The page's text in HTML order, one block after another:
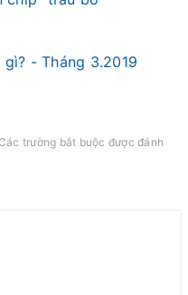
- Tháng 3.2019
trường bắt buộc được đánh